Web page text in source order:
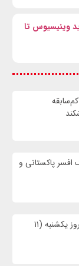
وینیسیوس تا
افسر پاکستانی و
قیمت افغانی به تومان و دلار امروز یکشنبه (۱۱